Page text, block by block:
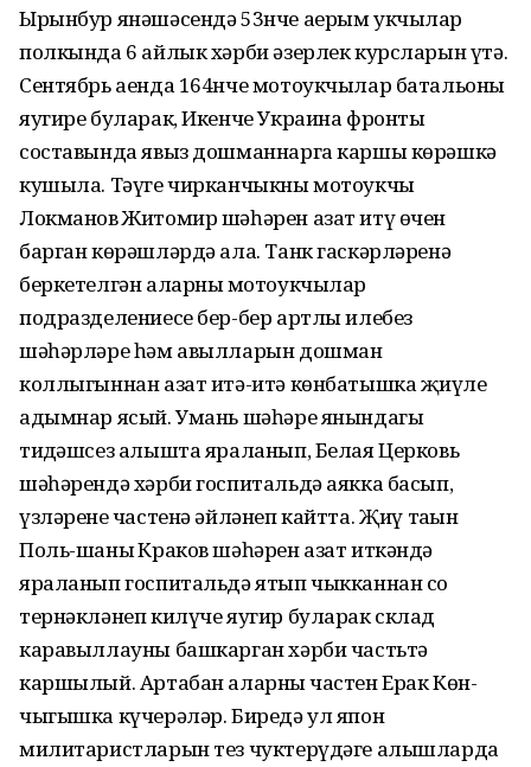
Ырынбур янәшәсендә 53нче аерым укчылар
полкында 6 айлык хәрби әзерлек курсларын үтә.
Сентябрь аенда 164нче мотоукчылар батальоны
яугире буларак, Икенче Украина фронты
составында явыз дошманнарга каршы көрәшкә
кушыла. Тәүге чирканчыкны мотоукчы
Локманов Житомир шәһәрен азат итү өчен
барган көрәшләрдә ала. Танк гаскәрләренә
беркетелгән аларның мотоукчылар
подразделениесе бер-бер артлы илебез
шәһәрләре һәм авылларын дошман
коллыгыннан азат итә-итә көнбатышка җиңүле
адымнар ясый. Умань шәһәре янындагы
тиңдәшсез алышта яраланып, Белая Церковь
шәһәрендә хәрби госпитальдә аякка басып,
үзләренең частенә әйләнеп кайтта. Җиңү таңын
Поль-шаның Краков шәһәрен азат иткәндә
яраланып госпитальдә ятып чыкканнан соң
тернәкләнеп килүче яугир буларак склад
каравыллауны башкарган хәрби частьтә
каршылый. Артабан аларның частен Ерак Көн-
чыгышка күчерәләр. Биредә ул япон
милитаристларын тез чуктерүдәге алышларда